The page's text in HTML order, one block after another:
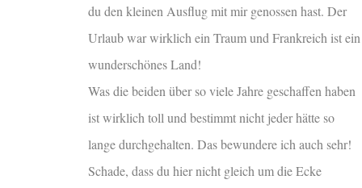
du den kleinen Ausflug mit mir genossen hast. Der
Urlaub war wirklich ein Traum und Frankreich ist ein
wunderschönes Land!
Was die beiden über so viele Jahre geschaffen haben
ist wirklich toll und bestimmt nicht jeder hätte so
lange durchgehalten. Das bewundere ich auch sehr!
Schade, dass du hier nicht gleich um die Ecke